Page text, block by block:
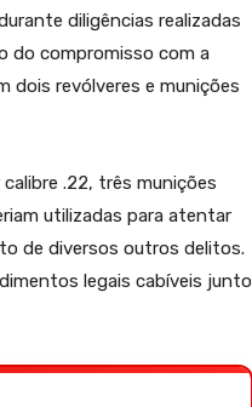
diligências realizadas
do compromisso com a
dois revólveres e munições
.22, três munições
utilizadas para atentar
de diversos outros delitos.
legais cabíveis junto